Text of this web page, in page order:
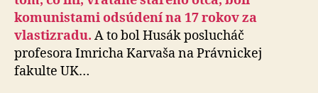
komunistami odsúdení na 17 rokov za
vlastizradu. A to bol Husák poslucháč
profesora Imricha Karvaša na Právnickej
fakulte UK…